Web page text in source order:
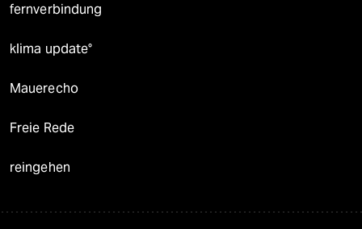
fernverbindung
klima update°
Mauerecho
Freie Rede
reingehen